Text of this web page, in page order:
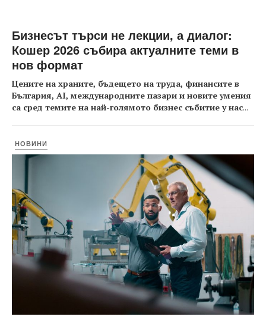
Бизнесът търси не лекции, а диалог:
Кошер 2026 събира актуалните теми в
нов формат
Цените на храните, бъдещето на труда, финансите в
България, AI, международните пазари и новите умения
са сред темите на най-голямото бизнес събитие у нас...
НОВИНИ